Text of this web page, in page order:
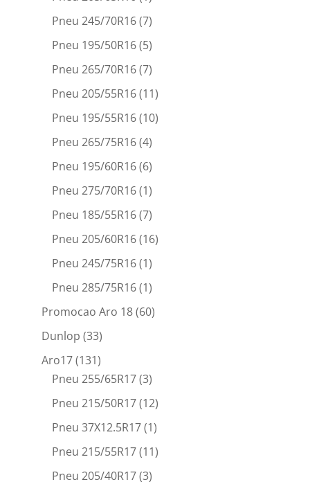
Pneu 245/70R16(7)
Pneu 195/50R16(5)
Pneu 265/70R16(7)
Pneu 205/55R16(11)
Pneu 195/55R16(10)
Pneu 265/75R16(4)
Pneu 195/60R16(6)
Pneu 275/70R16(1)
Pneu 185/55R16(7)
Pneu 205/60R16(16)
Pneu 245/75R16(1)
Pneu 285/75R16(1)
Promocao Aro 18(60)
Dunlop (33)
Aro17(131)
Pneu 255/65R17(3)
Pneu 215/50R17(12)
Pneu 37X12.5R17(1)
Pneu 215/55R17(11)
Pneu 205/40R17(3)